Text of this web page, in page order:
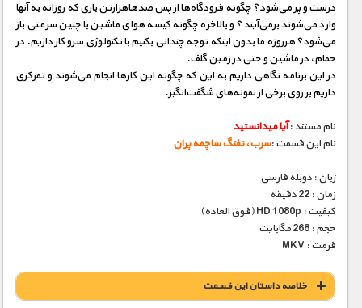
درست و پر می‌شود؟ چگونه فرودگاه‌ها از پس صدها‌هزارتن باری که روزانه به آنها
وارد می‌شوند بر‌می‌آیند؟ و بالاخره چگونه کیسه هوای ماشین با چنین سرعتی‌ باز
می‌شود؟ هرروزه ما بدون اینکه توجه چندانی بکنیم با تکنولوژی سرو کار داریم. در
حمام، در ماشین و حتی در زمین گلف.
در این برنامه نگاهی‌ داریم به این که چگونه این کارها انجام می‌شوند و تمرکزی
داریم بر روی برخی‌ از نمونه‌های شگفت‌انگیز.
نام مستند :آیا میدانستید
نام این قسمت :سرب، تفنگ ساچمه پران
زبان : دوبله فارسی
زمان : 22 دقیقه
کیفیت : HD 1080p (فوق العاده)
حجم : 268 مگابایت
فرمت : MKV
خلاصه داستان این قسمت